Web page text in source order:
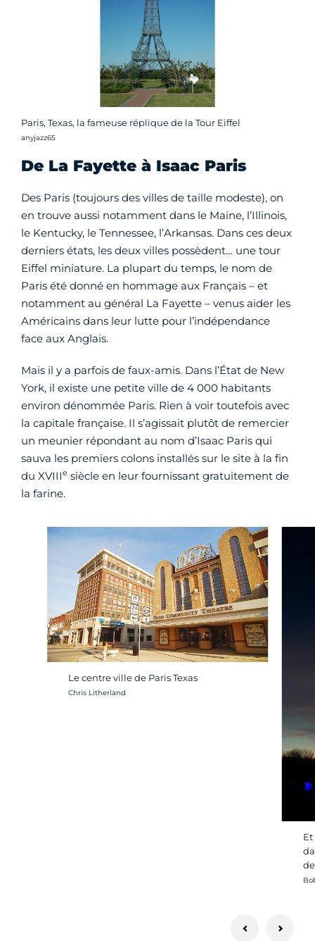
Paris, Texas, la fameuse réplique de la Tour Eiffel
Crédit photo :
anyjazz65
De La Fayette à Isaac Paris
Des Paris (toujours des villes de taille modeste), on
en trouve aussi notamment dans le Maine, l’Illinois,
le Kentucky, le Tennessee, l’Arkansas. Dans ces deux
derniers états, les deux villes possèdent… une tour
Eiffel miniature. La plupart du temps, le nom de
Paris été donné en hommage aux Français – et
notamment au général La Fayette – venus aider les
Américains dans leur lutte pour l’indépendance
face aux Anglais.
Mais il y a parfois de faux-amis. Dans l’État de New
York, il existe une petite ville de 4 000 habitants
environ dénommée Paris. Rien à voir toutefois avec
la capitale française. Il s’agissait plutôt de remercier
un meunier répondant au nom d’Isaac Paris qui
sauva les premiers colons installés sur le site à la fin
du XVIIIe siècle en leur fournissant gratuitement de
la farine.
Le centre ville de Paris Texas
Crédit photo :
Chris Litherland